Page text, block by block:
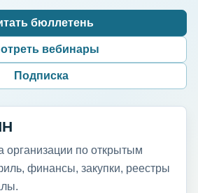
бюллетень
вебинары
Подписка
организации по открытым
финансы, закупки, реестры